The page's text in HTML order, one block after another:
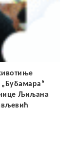
Љиљана